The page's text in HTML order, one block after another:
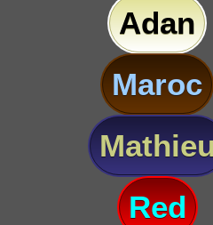
Adan
Maroc
Red